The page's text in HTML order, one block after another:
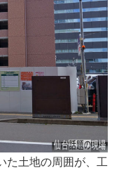
た土地の周囲が、工